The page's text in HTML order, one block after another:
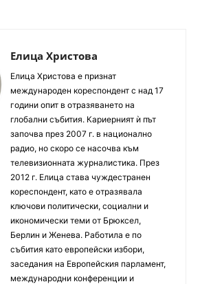
Елица Христова
Елица Христова е признат
международен кореспондент с над 17
години опит в отразяването на
глобални събития. Кариерният ѝ път
започва през 2007 г. в национално
радио, но скоро се насочва към
телевизионната журналистика. През
2012 г. Елица става чуждестранен
кореспондент, като е отразявала
ключови политически, социални и
икономически теми от Брюксел,
Берлин и Женева. Работила е по
събития като европейски избори,
заседания на Европейския парламент,
международни конференции и